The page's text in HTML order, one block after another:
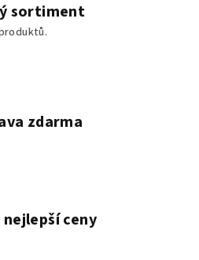
sortiment
zdarma
ceny